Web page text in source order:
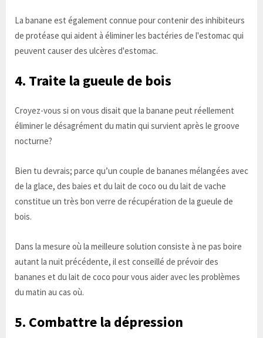
La banane est également connue pour contenir des inhibiteurs
de protéase qui aident à éliminer les bactéries de l'estomac qui
peuvent causer des ulcères d'estomac.
4. Traite la gueule de bois
Croyez-vous si on vous disait que la banane peut réellement
éliminer le désagrément du matin qui survient après le groove
nocturne?
Bien tu devrais; parce qu’un couple de bananes mélangées avec
de la glace, des baies et du lait de coco ou du lait de vache
constitue un très bon verre de récupération de la gueule de
bois.
Dans la mesure où la meilleure solution consiste à ne pas boire
autant la nuit précédente, il est conseillé de prévoir des
bananes et du lait de coco pour vous aider avec les problèmes
du matin au cas où.
5. Combattre la dépression